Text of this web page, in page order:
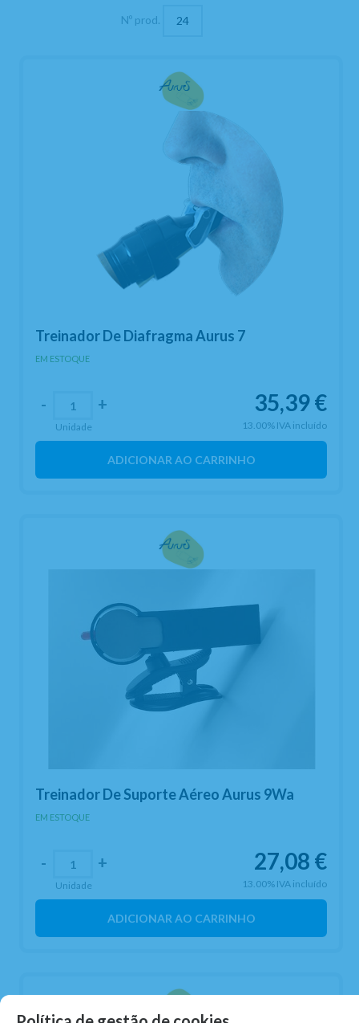
Nº prod.
Treinador De Diafragma Aurus 7
EM ESTOQUE
35,39€
13.00% IVA incluído
- +
Unidade
ADICIONAR AO CARRINHO
Treinador De Suporte Aéreo Aurus 9Wa
EM ESTOQUE
27,08 €
13.00% IVA incluído
- +
Unidade
ADICIONAR AO CARRINHO